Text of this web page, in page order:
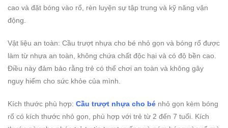
cao và đặt bóng vào rổ, rèn luyện sự tập trung và kỹ năng vận
động.
Vật liệu an toàn: Cầu trượt nhựa cho bé nhỏ gọn và bóng rổ được
làm từ nhựa an toàn, không chứa chất độc hại và có độ bền cao.
Điều này đảm bảo rằng trẻ có thể chơi an toàn và không gây
nguy hiểm cho sức khỏe của mình.
Kích thước phù hợp: Cầu trượt nhựa cho bé nhỏ gọn kèm bóng
rổ có kích thước nhỏ gọn, phù hợp với trẻ từ 2 đến 7 tuổi. Kích